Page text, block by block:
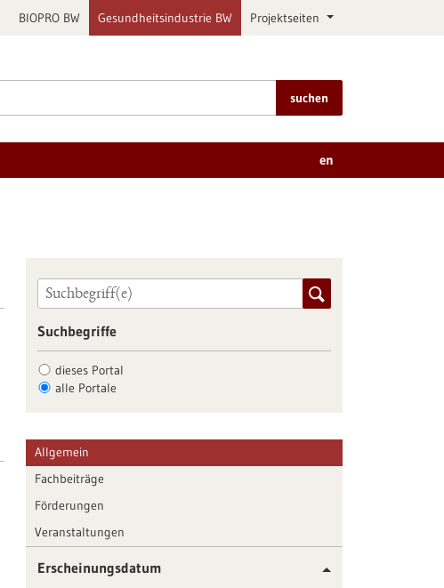
BIOPRO BW Gesundheitsindustrie BW Projektseiten
suchen
en
Suchbegriffe
dieses Portal
alle Portale
Allgemein
Fachbeiträge
Förderungen
Veranstaltungen
Erscheinungsdatum